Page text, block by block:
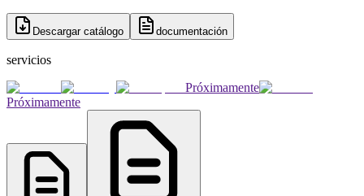
Descargar catálogo documentación
servicios
Próximamente
Próximamente